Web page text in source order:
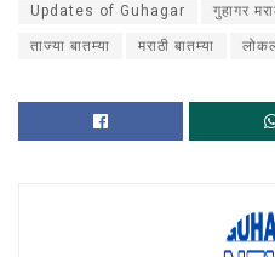
Updates of Guhagar गुहागर
ताज्या बातम्या मराठी बातम्या